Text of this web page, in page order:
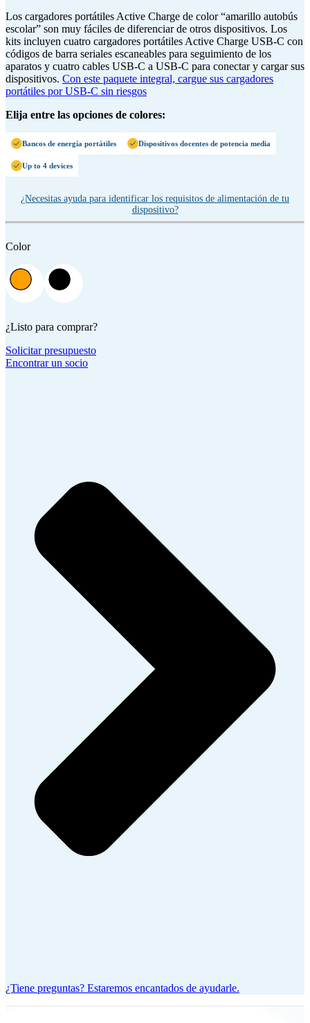
Los cargadores portátiles Active Charge de color “amarillo autobús
escolar” son muy fáciles de diferenciar de otros dispositivos. Los
kits incluyen cuatro cargadores portátiles Active Charge USB-C con
códigos de barra seriales escaneables para seguimiento de los
aparatos y cuatro cables USB-C a USB-C para conectar y cargar sus
dispositivos. Con este paquete integral, cargue sus cargadores
portátiles por USB-C sin riesgos
Elija entre las opciones de colores:
Bancos de energía portátiles Dispositivos docentes de potencia media
Up to 4 devices
¿Necesitas ayuda para identificar los requisitos de alimentación de tu
dispositivo?
Color
¿Listo para comprar?
Solicitar presupuesto
Encontrar un socio
¿Tiene preguntas? Estaremos encantados de ayudarle.